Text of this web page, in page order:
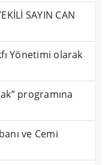
SAYIN CAN
Yönetimi olarak
programına
ve Cemi